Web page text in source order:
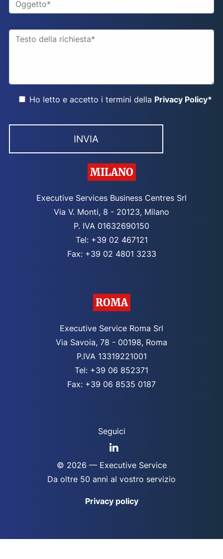
Ho letto e accetto i termini della Privacy Policy*
MILANO
Executive Services Business Centres Srl
Via V. Monti, 8 - 20123, Milano
P. IVA 01632690150
Tel: +39 02 467121
Fax: +39 02 4801 3233
ROMA
Executive Service Roma Srl
Via Savoia, 78 - 00198, Roma
P.IVA 13319221001
Tel: +39 06 852371
Fax: +39 06 8535 0187
Seguici
© 2026 — Executive Service
Da oltre 50 anni al vostro servizio
Privacy policy